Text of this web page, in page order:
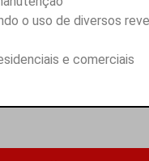
o uso de diversos
e comerciais